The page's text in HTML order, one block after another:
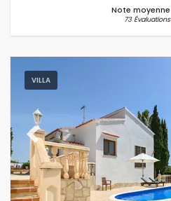
Note moyenne
73 Évaluations
VILLA
Previous